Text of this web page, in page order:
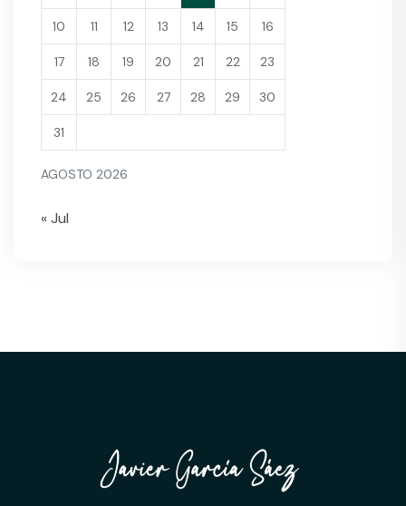
AGOSTO 2026
10 11 12 13 14 15 16
17 18 19 20 21 22 23
24 25 26 27 28 29 30
31
« Jul